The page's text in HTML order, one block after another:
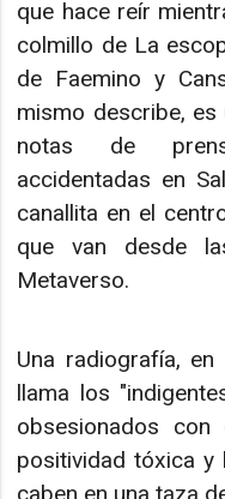
que hace reír
colmillo de La
de Faemino y
mismo describe, es
notas de
accidentadas en
canallita en el
que van desde
Metaverso.
Una radiografía,
llama los
obsesionados con
positividad tóxica y